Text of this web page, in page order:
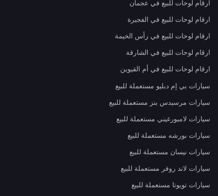
ارقام لوحات للبيع في عجمان
ارقام لوحات للبيع في الفجيرة
ارقام لوحات للبيع في رأس الخيمة
ارقام لوحات للبيع في الشارقة
ارقام لوحات للبيع في أم القيوين
سيارات بي إم دبليو مستعملة للبيع
سيارات مرسيدس بنز مستعملة للبيع
سيارات لامبورغيني مستعملة للبيع
سيارات بورشه مستعملة للبيع
سيارات نيسان مستعملة للبيع
سيارات لاند روفر مستعملة للبيع
سيارات تويوتا مستعملة للبيع